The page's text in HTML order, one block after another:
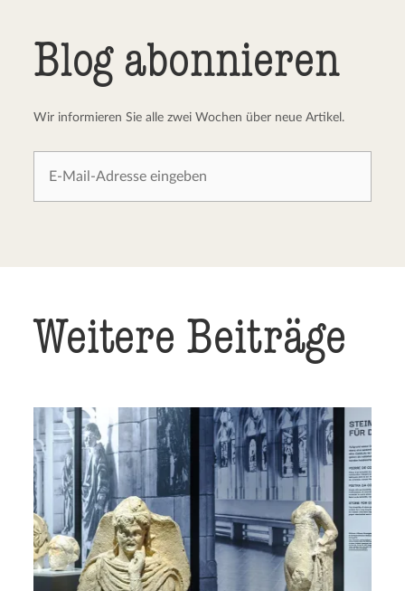
Blog abonnieren
Wir informieren Sie alle zwei Wochen über neue Artikel.
Weitere Beiträge